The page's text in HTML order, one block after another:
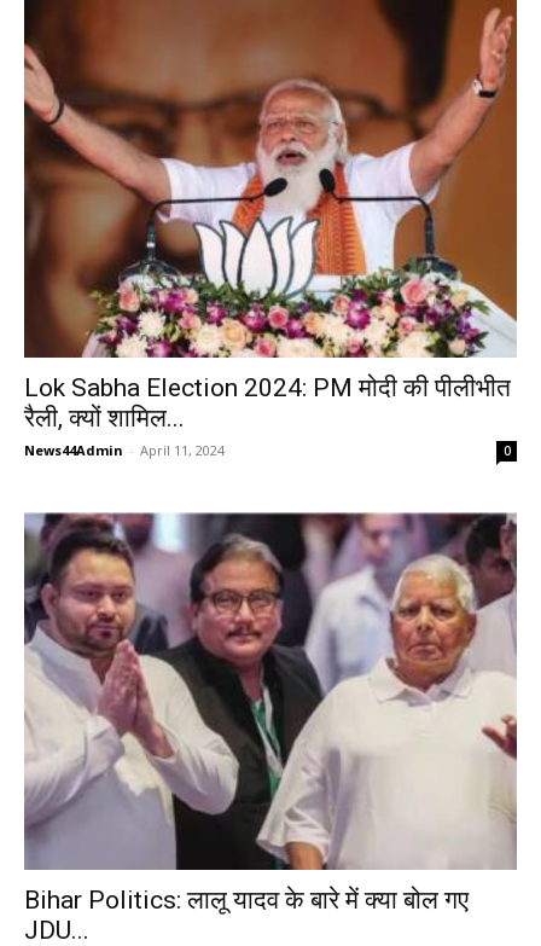
Lok Sabha Election 2024: PM मोदी की पीलीभीत
रैली, क्यों शामिल...
News44Admin - April 11, 2024 0
Bihar Politics: लालू यादव के बारे में क्या बोल गए
JDU...